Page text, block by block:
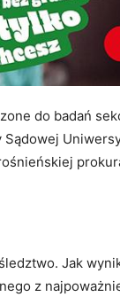
do badań
Sądowej
Jak
z